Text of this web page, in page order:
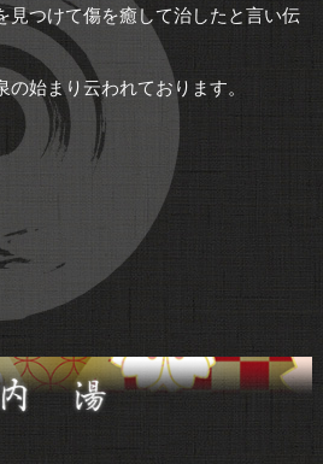
見つけて傷を癒して治したと言い伝
始まり云われております。